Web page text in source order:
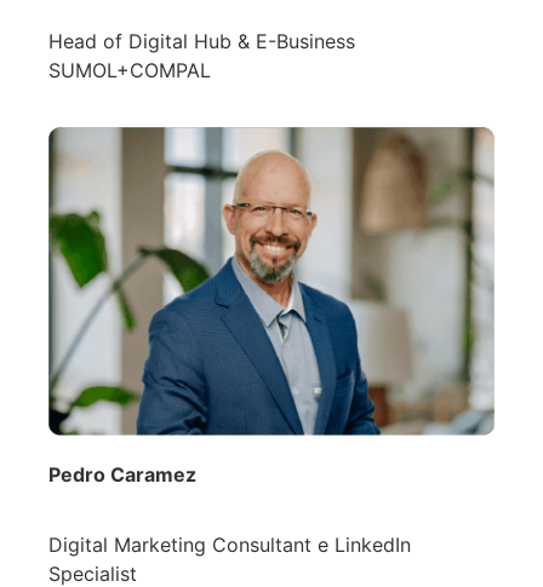
Head of Digital Hub & E-Business
SUMOL+COMPAL
Pedro Caramez
Digital Marketing Consultant e LinkedIn
Specialist